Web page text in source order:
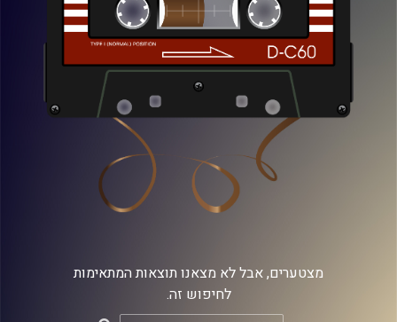
מצטערים, אבל לא מצאנו תוצאות המתאימות
לחיפוש זה.